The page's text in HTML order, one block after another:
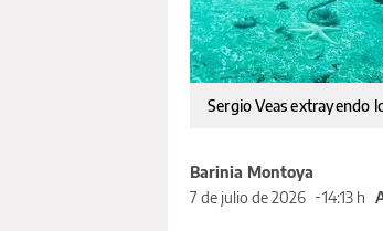
Sergio Veas extrayendo
Barinia Montoya
7 de julio de 2026
14:13 h